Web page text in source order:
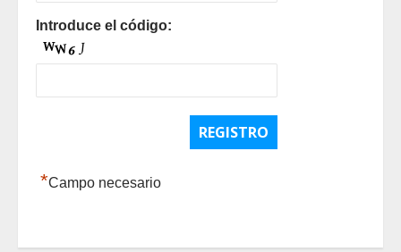
Introduce el código:
*Campo necesario